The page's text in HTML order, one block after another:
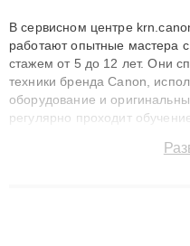
В сервисном центре
работают опытные мастера
стажем от 5 до 12 лет. Они
техники бренда Canon,
оборудование и
регулярно проходит
технику с сохранением